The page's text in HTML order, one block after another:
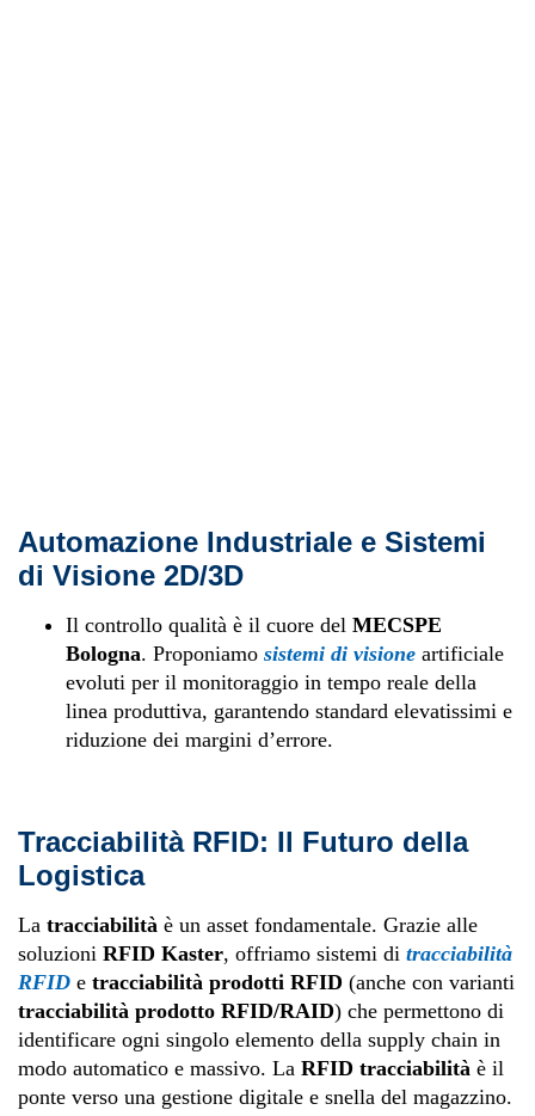
Automazione Industriale e Sistemi
di Visione 2D/3D
Il controllo qualità è il cuore del MECSPE
Bologna. Proponiamo sistemi di visione artificiale
evoluti per il monitoraggio in tempo reale della
linea produttiva, garantendo standard elevatissimi e
riduzione dei margini d’errore.
Tracciabilità RFID: Il Futuro della
Logistica
La tracciabilità è un asset fondamentale. Grazie alle
soluzioni RFID Kaster, offriamo sistemi di tracciabilità
RFID e tracciabilità prodotti RFID (anche con varianti
tracciabilità prodotto RFID/RAID) che permettono di
identificare ogni singolo elemento della supply chain in
modo automatico e massivo. La RFID tracciabilità è il
ponte verso una gestione digitale e snella del magazzino.